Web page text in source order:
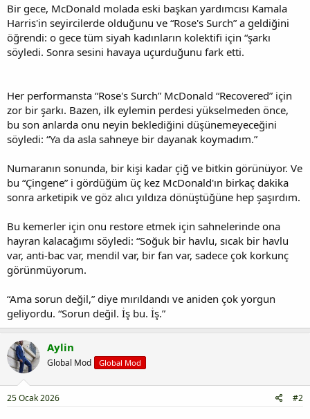
Bir gece, McDonald molada eski başkan yardımcısı Kamala
Harris'in seyircilerde olduğunu ve “Rose's Surch” a geldiğini
öğrendi: o gece tüm siyah kadınların kolektifi için “şarkı
söyledi. Sonra sesini havaya uçurduğunu fark etti.
Her performansta “Rose's Surch” McDonald “Recovered” için
zor bir şarkı. Bazen, ilk eylemin perdesi yükselmeden önce,
bu son anlarda onu neyin beklediğini düşünemeyeceğini
söyledi: “Ya da asla sahneye bir dayanak koymadım.”
Numaranın sonunda, bir kişi kadar çiğ ve bitkin görünüyor. Ve
bu “Çingene” i gördüğüm üç kez McDonald'ın birkaç dakika
sonra arketipik ve göz alıcı yıldıza dönüştüğüne hep şaşırdım.
Bu kemerler için onu restore etmek için sahnelerinde ona
hayran kalacağımı söyledi: “Soğuk bir havlu, sıcak bir havlu
var, anti-bac var, mendil var, bir fan var, sadece çok korkunç
görünmüyorum.
“Ama sorun değil,” diye mırıldandı ve aniden çok yorgun
geliyordu. “Sorun değil. İş bu. İş.”
Aylin
Global Mod Global Mod
25 Ocak 2026 #2